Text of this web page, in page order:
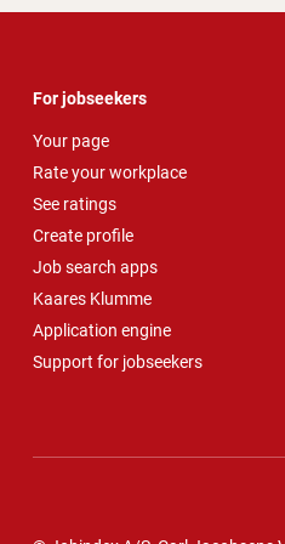
For jobseekers
Your page
Rate your workplace
See ratings
Create profile
Job search apps
Kaares Klumme
Application engine
Support for jobseekers